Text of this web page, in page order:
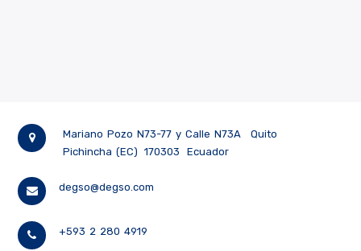
Mariano Pozo N73-77 y Calle N73A
Quito
Pichincha (EC)
170303 Ecuador
degso@degso.com
+593 2 280 4919